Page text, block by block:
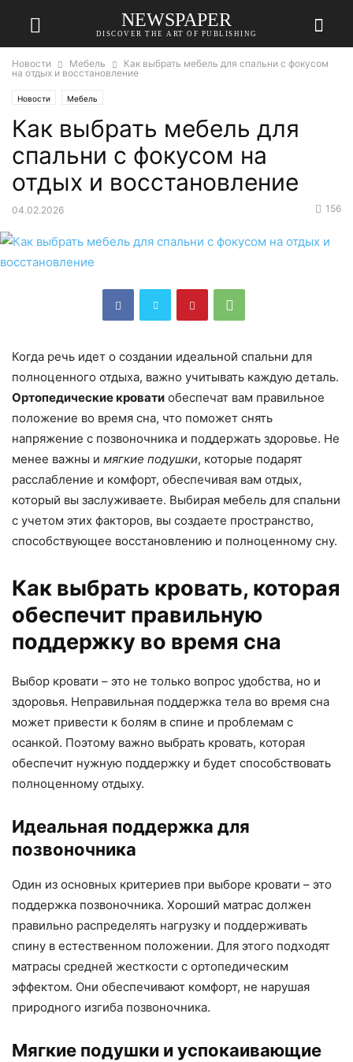
NEWSPAPER
DISCOVER THE ART OF PUBLISHING
Новости Мебель
Как выбрать мебель для спальни с фокусом
на отдых и восстановление
Новости Мебель
Как выбрать мебель для
спальни с фокусом на
отдых и восстановление
04.02.2026 156
Когда речь идет о создании идеальной спальни для
полноценного отдыха, важно учитывать каждую деталь.
Ортопедические кровати обеспечат вам правильное
положение во время сна, что поможет снять
напряжение с позвоночника и поддержать здоровье. Не
менее важны и мягкие подушки, которые подарят
расслабление и комфорт, обеспечивая вам отдых,
который вы заслуживаете. Выбирая мебель для спальни
с учетом этих факторов, вы создаете пространство,
способствующее восстановлению и полноценному сну.
Как выбрать кровать, которая
обеспечит правильную
поддержку во время сна
Выбор кровати – это не только вопрос удобства, но и
здоровья. Неправильная поддержка тела во время сна
может привести к болям в спине и проблемам с
осанкой. Поэтому важно выбрать кровать, которая
обеспечит нужную поддержку и будет способствовать
полноценному отдыху.
Идеальная поддержка для
позвоночника
Один из основных критериев при выборе кровати – это
поддержка позвоночника. Хороший матрас должен
правильно распределять нагрузку и поддерживать
спину в естественном положении. Для этого подходят
матрасы средней жесткости с ортопедическим
эффектом. Они обеспечивают комфорт, не нарушая
природного изгиба позвоночника.
Мягкие подушки и успокаивающие